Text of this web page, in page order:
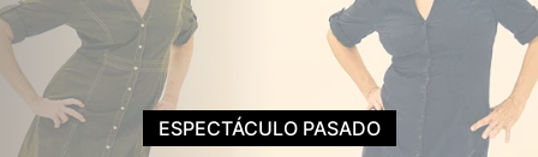
ESPECTÁCULO PASADO